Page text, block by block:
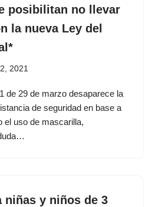
posibilitan no llevar
la nueva Ley del
2021
de 29 de marzo desaparece la
de seguridad en base a
el uso de mascarilla,
niñas y niños de 3